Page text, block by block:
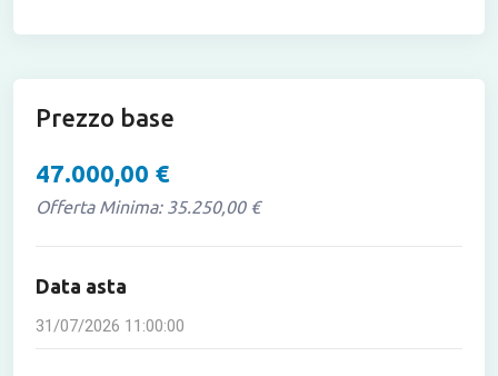
Prezzo base
47.000,00 €
Offerta Minima: 35.250,00 €
Data asta
31/07/2026 11:00:00